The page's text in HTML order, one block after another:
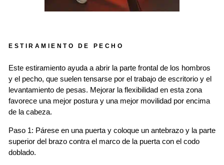
ESTIRAMIENTO DE PECHO
Este estiramiento ayuda a abrir la parte frontal de los hombros
y el pecho, que suelen tensarse por el trabajo de escritorio y el
levantamiento de pesas. Mejorar la flexibilidad en esta zona
favorece una mejor postura y una mejor movilidad por encima
de la cabeza.
Paso 1: Párese en una puerta y coloque un antebrazo y la parte
superior del brazo contra el marco de la puerta con el codo
doblado.